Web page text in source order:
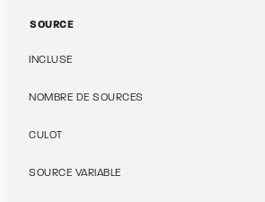
SOURCE
INCLUSE
NOMBRE DE SOURCES
CULOT
SOURCE VARIABLE